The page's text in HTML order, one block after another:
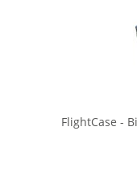
FlightCase -